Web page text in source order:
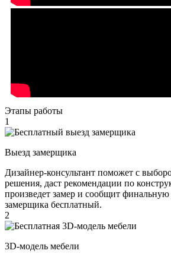
Этапы работы
1
Выезд замерщика
Дизайнер-консультант поможет с
решения, даст рекомендации по
произведет замер и сообщит
замерщика бесплатный.
2
3D-модель мебели